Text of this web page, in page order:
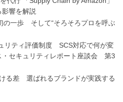
影響を解説
の一歩 そして“そろそろプロを呼ぶ
リティ評価制度 SCS対応で何が変
・セキュリティレポート座談会 第3
る差 選ばれるブランドが実践する